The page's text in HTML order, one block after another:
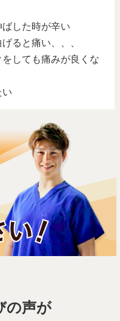
した時が辛い
ると痛い、、、
しても痛みが良くな
い
の声が